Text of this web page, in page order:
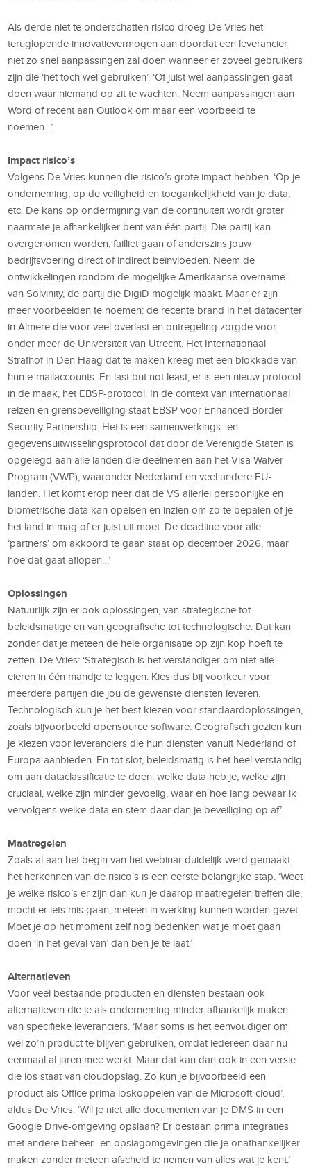
Als derde niet te onderschatten risico droeg De Vries het
teruglopende innovatievermogen aan doordat een leverancier
niet zo snel aanpassingen zal doen wanneer er zoveel gebruikers
zijn die ‘het toch wel gebruiken’. ‘Of juist wel aanpassingen gaat
doen waar niemand op zit te wachten. Neem aanpassingen aan
Word of recent aan Outlook om maar een voorbeeld te
noemen…’
Impact risico’s
Volgens De Vries kunnen die risico’s grote impact hebben. ‘Op je
onderneming, op de veiligheid en toegankelijkheid van je data,
etc. De kans op ondermijning van de continuïteit wordt groter
naarmate je afhankelijker bent van één partij. Die partij kan
overgenomen worden, failliet gaan of anderszins jouw
bedrijfsvoering direct of indirect beïnvloeden. Neem de
ontwikkelingen rondom de mogelijke Amerikaanse overname
van Solvinity, de partij die DigiD mogelijk maakt. Maar er zijn
meer voorbeelden te noemen: de recente brand in het datacenter
in Almere die voor veel overlast en ontregeling zorgde voor
onder meer de Universiteit van Utrecht. Het Internationaal
Strafhof in Den Haag dat te maken kreeg met een blokkade van
hun e-mailaccounts. En last but not least, er is een nieuw protocol
in de maak, het EBSP-protocol. In de context van internationaal
reizen en grensbeveiliging staat EBSP voor Enhanced Border
Security Partnership. Het is een samenwerkings- en
gegevensuitwisselingsprotocol dat door de Verenigde Staten is
opgelegd aan alle landen die deelnemen aan het Visa Waiver
Program (VWP), waaronder Nederland en veel andere EU-
landen. Het komt erop neer dat de VS allerlei persoonlijke en
biometrische data kan opeisen en inzien om zo te bepalen of je
het land in mag of er juist uit moet. De deadline voor alle
‘partners’ om akkoord te gaan staat op december 2026, maar
hoe dat gaat aflopen…’
Oplossingen
Natuurlijk zijn er ook oplossingen, van strategische tot
beleidsmatige en van geografische tot technologische. Dat kan
zonder dat je meteen de hele organisatie op zijn kop hoeft te
zetten. De Vries: ‘Strategisch is het verstandiger om niet alle
eieren in één mandje te leggen. Kies dus bij voorkeur voor
meerdere partijen die jou de gewenste diensten leveren.
Technologisch kun je het best kiezen voor standaardoplossingen,
zoals bijvoorbeeld opensource software. Geografisch gezien kun
je kiezen voor leveranciers die hun diensten vanuit Nederland of
Europa aanbieden. En tot slot, beleidsmatig is het heel verstandig
om aan dataclassificatie te doen: welke data heb je, welke zijn
cruciaal, welke zijn minder gevoelig, waar en hoe lang bewaar ik
vervolgens welke data en stem daar dan je beveiliging op af.’
Maatregelen
Zoals al aan het begin van het webinar duidelijk werd gemaakt:
het herkennen van de risico’s is een eerste belangrijke stap. ‘Weet
je welke risico’s er zijn dan kun je daarop maatregelen treffen die,
mocht er iets mis gaan, meteen in werking kunnen worden gezet.
Moet je op het moment zelf nog bedenken wat je moet gaan
doen ‘in het geval van’ dan ben je te laat.’
Alternatieven
Voor veel bestaande producten en diensten bestaan ook
alternatieven die je als onderneming minder afhankelijk maken
van specifieke leveranciers. ‘Maar soms is het eenvoudiger om
wel zo’n product te blijven gebruiken, omdat iedereen daar nu
eenmaal al jaren mee werkt. Maar dat kan dan ook in een versie
die los staat van cloudopslag. Zo kun je bijvoorbeeld een
product als Office prima loskoppelen van de Microsoft-cloud’,
aldus De Vries. ‘Wil je niet alle documenten van je DMS in een
Google Drive-omgeving opslaan? Er bestaan prima integraties
met andere beheer- en opslagomgevingen die je onafhankelijker
maken zonder meteen afscheid te nemen van alles wat je kent.’